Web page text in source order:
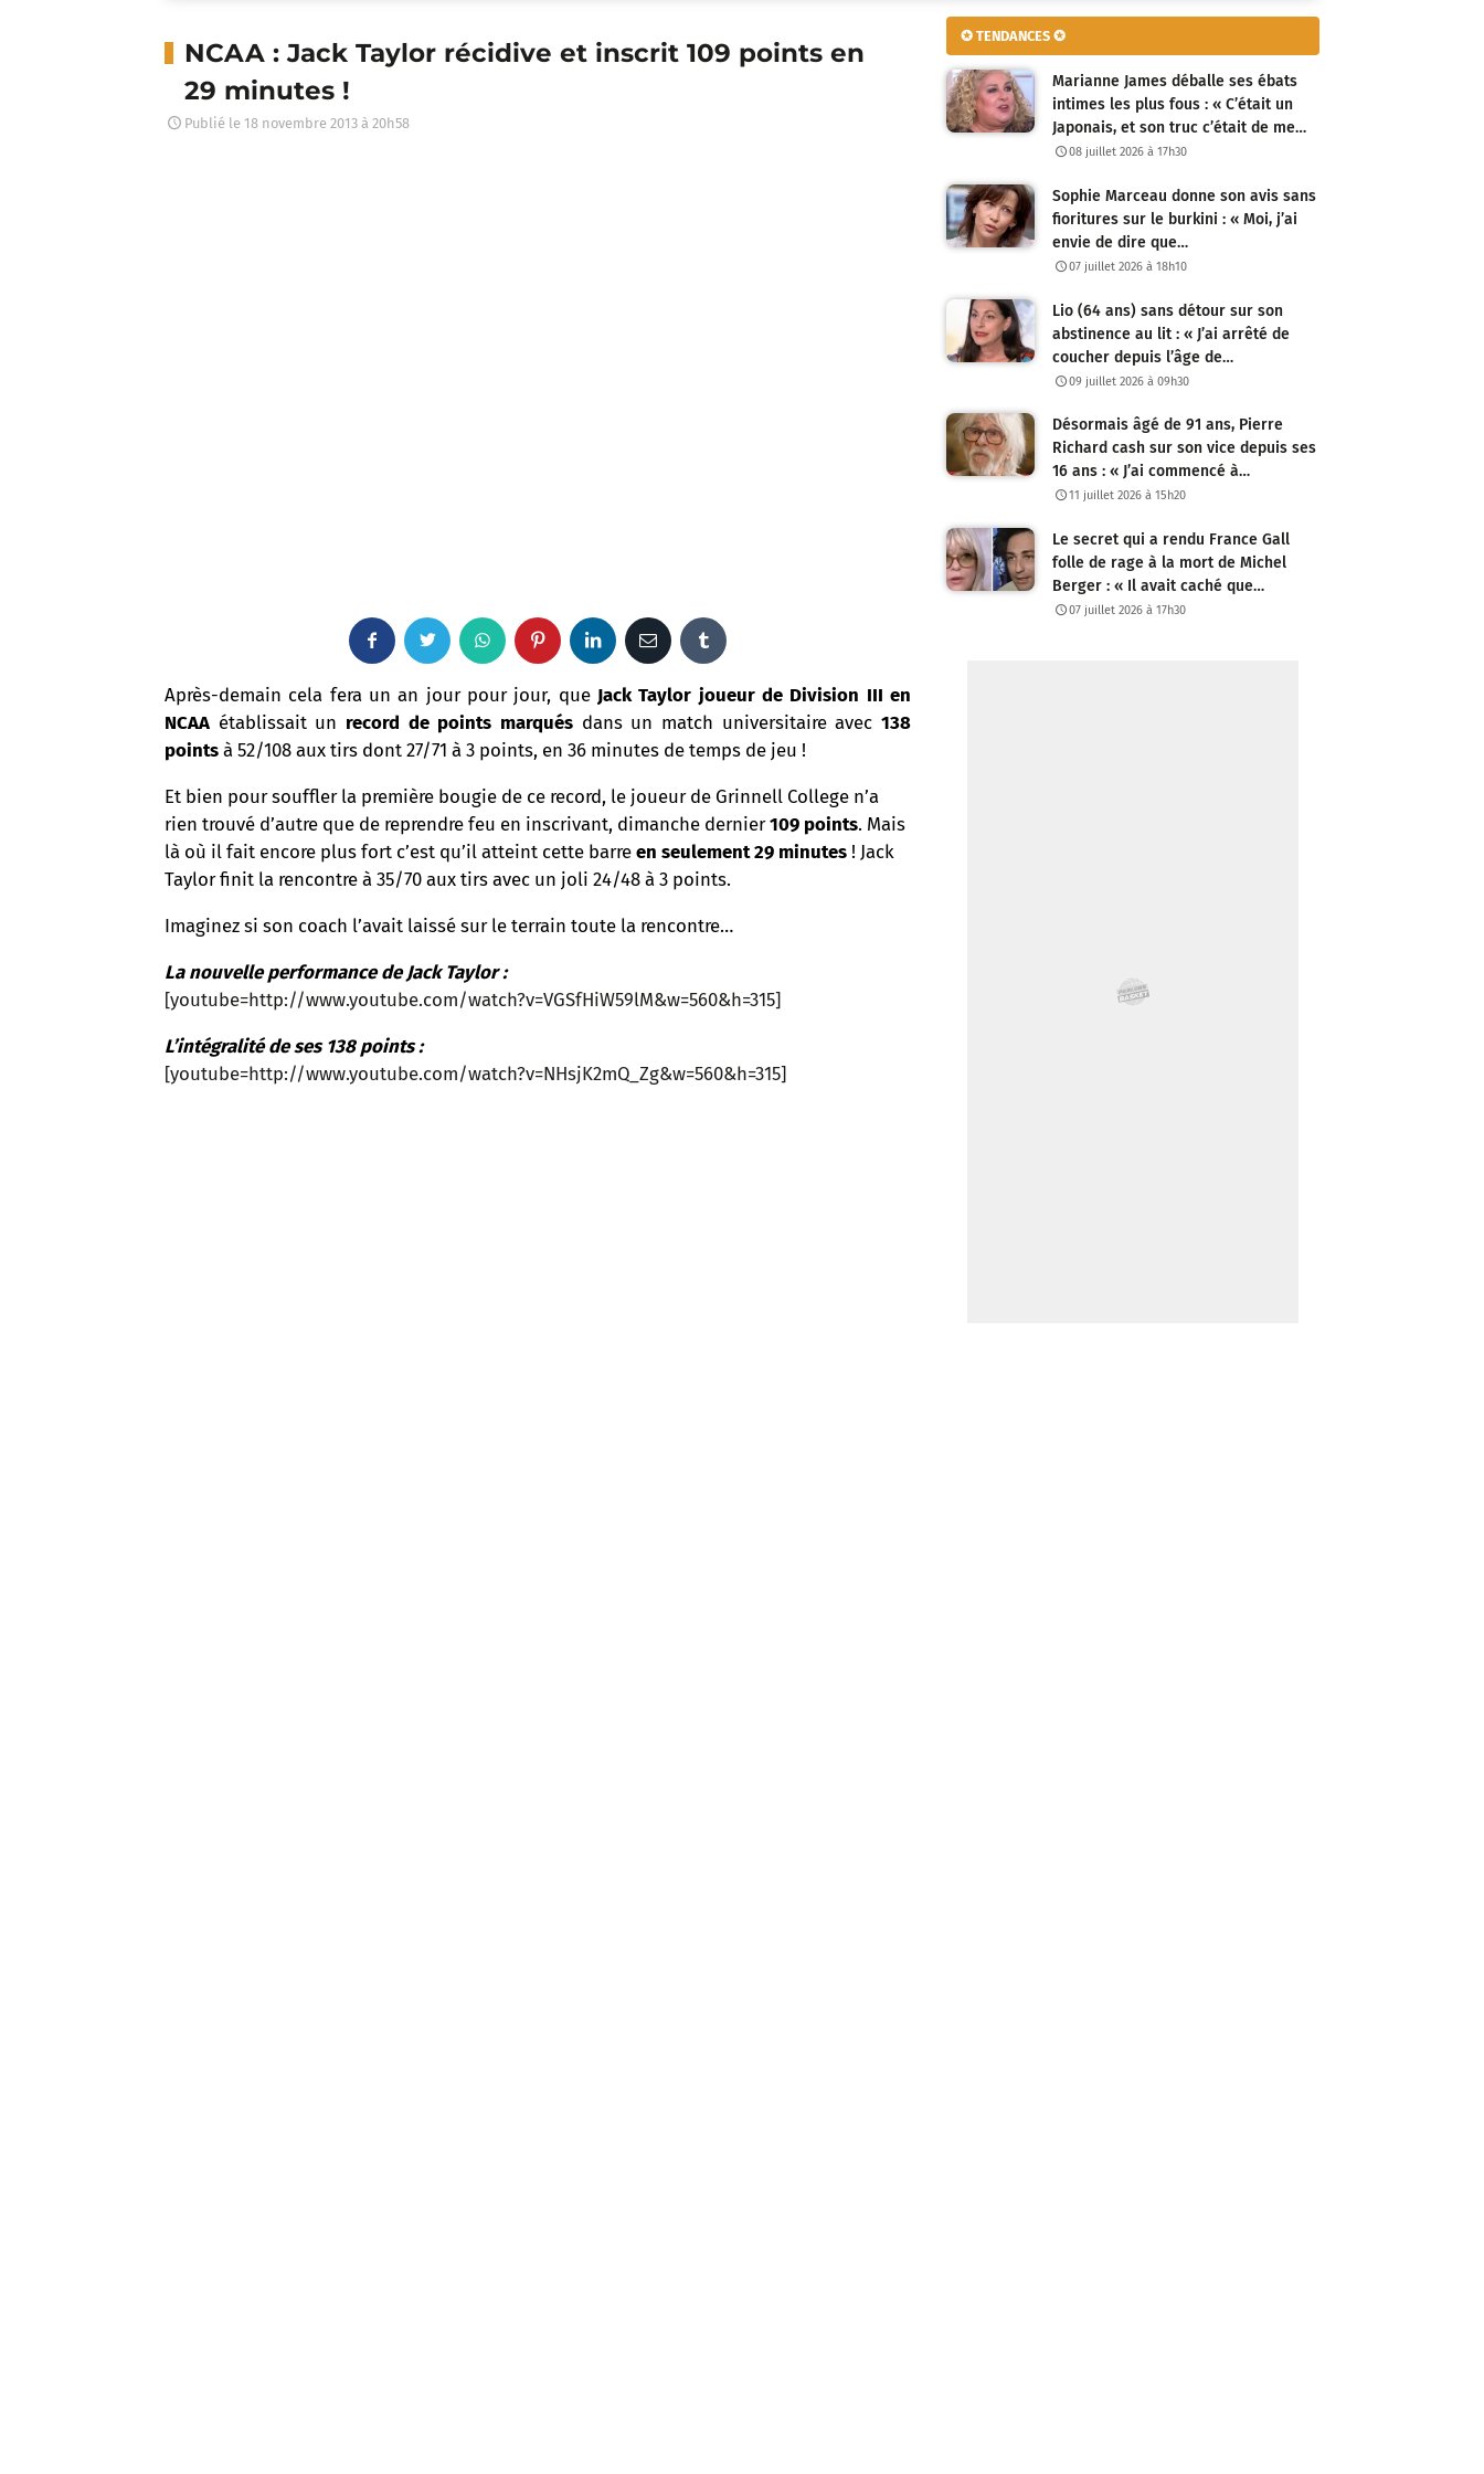
NCAA : Jack Taylor récidive et inscrit 109 points en
29 minutes !
Publié le 18 novembre 2013 à 20h58
c
b
o
o
k
i
t
W
a
s
p
p
P
n
e
e
t
n
e
d
E
m
a
l
m
l
r
Après-demain cela fera un an jour pour jour, que Jack Taylor joueur de Division III en
NCAA établissait un record de points marqués dans un match universitaire avec 138
points à 52/108 aux tirs dont 27/71 à 3 points, en 36 minutes de temps de jeu !
Et bien pour souffler la première bougie de ce record, le joueur de Grinnell College n’a
rien trouvé d’autre que de reprendre feu en inscrivant, dimanche dernier109 points. Mais
là où il fait encore plus fort c’est qu’il atteint cette barre en seulement 29 minutes ! Jack
Taylor finit la rencontre à 35/70 aux tirs avec un joli 24/48 à 3 points.
Imaginez si son coach l’avait laissé sur le terrain toute la rencontre…
La nouvelle performance de Jack Taylor :
[youtube=http://www.youtube.com/watch?v=VGSfHiW59lM&w=560&h=315]
L’intégralité de ses 138 points :
[youtube=http://www.youtube.com/watch?v=NHsjK2mQ_Zg&w=560&h=315]
✪ TENDANCES ✪
Marianne James déballe ses ébats
intimes les plus fous : « C’était un
Japonais, et son truc c’était de me…
08 juillet 2026 à 17h30
Sophie Marceau donne son avis sans
fioritures sur le burkini : « Moi, j’ai
envie de dire que…
07 juillet 2026 à 18h10
Lio (64 ans) sans détour sur son
abstinence au lit : « J’ai arrêté de
coucher depuis l’âge de…
09 juillet 2026 à 09h30
Désormais âgé de 91 ans, Pierre
Richard cash sur son vice depuis ses
16 ans : « J’ai commencé à…
11 juillet 2026 à 15h20
Le secret qui a rendu France Gall
folle de rage à la mort de Michel
Berger : « Il avait caché que…
07 juillet 2026 à 17h30